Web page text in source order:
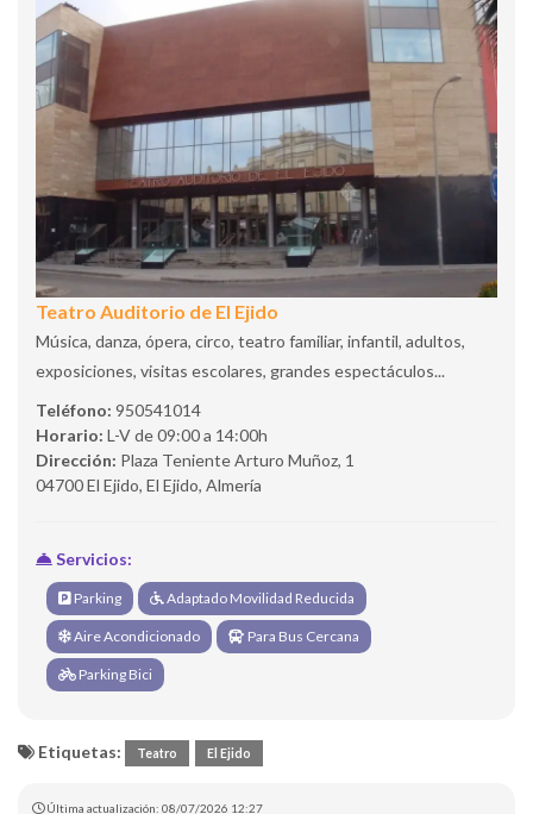
Teatro Auditorio de El Ejido
Música, danza, ópera, circo, teatro familiar, infantil, adultos,
exposiciones, visitas escolares, grandes espectáculos...
Teléfono: 950541014
Horario: L-V de 09:00 a 14:00h
Dirección: Plaza Teniente Arturo Muñoz, 1
04700 El Ejido, El Ejido, Almería
Servicios:
Parking Adaptado Movilidad Reducida
Aire Acondicionado Para Bus Cercana
Parking Bici
Etiquetas: Teatro El Ejido
Última actualización: 08/07/2026 12:27